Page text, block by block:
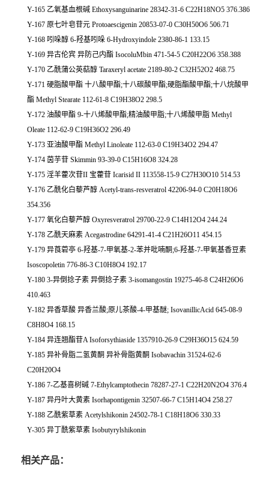
Y-165 乙氧基血根碱 Ethoxysanguinarine 28342-31-6 C22H18NO5 376.386
Y-167 原七叶皂苷元 Protoaescigenin 20853-07-0 C30H50O6 506.71
Y-168 吲哚醇 6-羟基吲哚 6-Hydroxyindole 2380-86-1 133.15
Y-169 异古伦宾 异防己内酯 IsocoluMbin 471-54-5 C20H22O6 358.388
Y-170 乙酰蒲公英萜醇 Taraxeryl acetate 2189-80-2 C32H52O2 468.75
Y-171 硬脂酸甲酯 十八酸甲酯;十八碳酸甲酯;硬脂酯酸甲酯;十八烷酸甲
酯 Methyl Stearate 112-61-8 C19H38O2 298.5
Y-172 油酸甲酯 9-十八烯酸甲酯;精油酸甲脂;十八烯酸甲脂 Methyl
Oleate 112-62-9 C19H36O2 296.49
Y-173 亚油酸甲酯 Methyl Linoleate 112-63-0 C19H34O2 294.47
Y-174 茵芋苷 Skimmin 93-39-0 C15H16O8 324.28
Y-175 淫羊藿次苷II 宝藿苷 Icarisid II 113558-15-9 C27H30O10 514.53
Y-176 乙酰化白藜芦醇 Acetyl-trans-resveratrol 42206-94-0 C20H18O6
354.356
Y-177 氧化白藜芦醇 Oxyresveratrol 29700-22-9 C14H12O4 244.24
Y-178 乙酰天麻素 Acegastrodine 64291-41-4 C21H26O11 454.15
Y-179 异莨菪亭 6-羟基-7-甲氧基-2-苯并吡喃酮;6-羟基-7-甲氧基香豆素
Isoscopoletin 776-86-3 C10H8O4 192.17
Y-180 3-异倒捻子素 异倒捻子素 3-isomangostin 19275-46-8 C24H26O6
410.463
Y-182 异香草酸 异香兰酸;原儿茶酸-4-甲基醚; IsovanillicAcid 645-08-9
C8H8O4 168.15
Y-184 异连翘酯苷A Isoforsythiaside 1357910-26-9 C29H36O15 624.59
Y-185 异补骨脂二氢黄酮 异补骨脂黄酮 Isobavachin 31524-62-6
C20H20O4
Y-186 7-乙基喜树碱 7-Ethylcamptothecin 78287-27-1 C22H20N2O4 376.4
Y-187 异丹叶大黄素 Isorhapontigenin 32507-66-7 C15H14O4 258.27
Y-188 乙酰紫草素 Acetylshikonin 24502-78-1 C18H18O6 330.33
Y-305 异丁酰紫草素 Isobutyrylshikonin
相关产品：